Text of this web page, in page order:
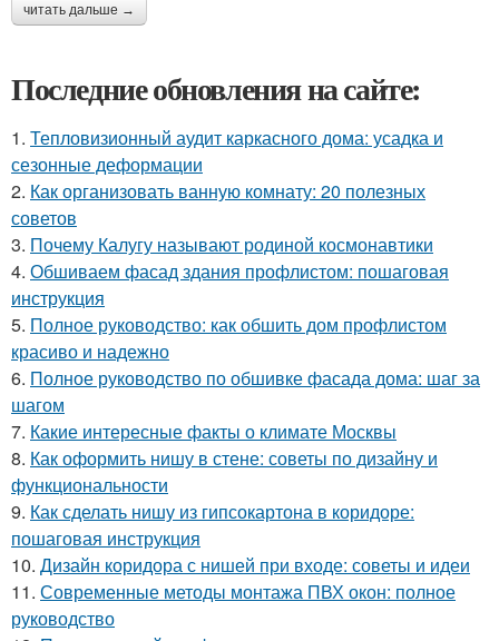
читать дальше →
Последние обновления на сайте:
1. Тепловизионный аудит каркасного дома: усадка и
сезонные деформации
2. Как организовать ванную комнату: 20 полезных
советов
3. Почему Калугу называют родиной космонавтики
4. Обшиваем фасад здания профлистом: пошаговая
инструкция
5. Полное руководство: как обшить дом профлистом
красиво и надежно
6. Полное руководство по обшивке фасада дома: шаг за
шагом
7. Какие интересные факты о климате Москвы
8. Как оформить нишу в стене: советы по дизайну и
функциональности
9. Как сделать нишу из гипсокартона в коридоре:
пошаговая инструкция
10. Дизайн коридора с нишей при входе: советы и идеи
11. Современные методы монтажа ПВХ окон: полное
руководство